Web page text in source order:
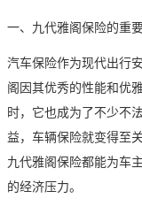
一、九代雅阁保险的重
汽车保险作为现代出行
阁因其优秀的性能和优
时，它也成为了不少不
益，车辆保险就变得至
九代雅阁保险都能为车
的经济压力。